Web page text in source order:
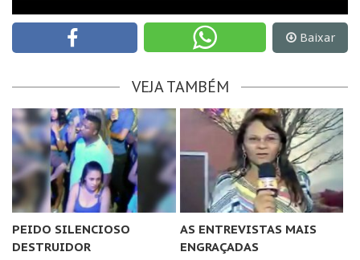
Baixar
VEJA TAMBÉM
PEIDO SILENCIOSO
DESTRUIDOR
AS ENTREVISTAS MAIS
ENGRAÇADAS